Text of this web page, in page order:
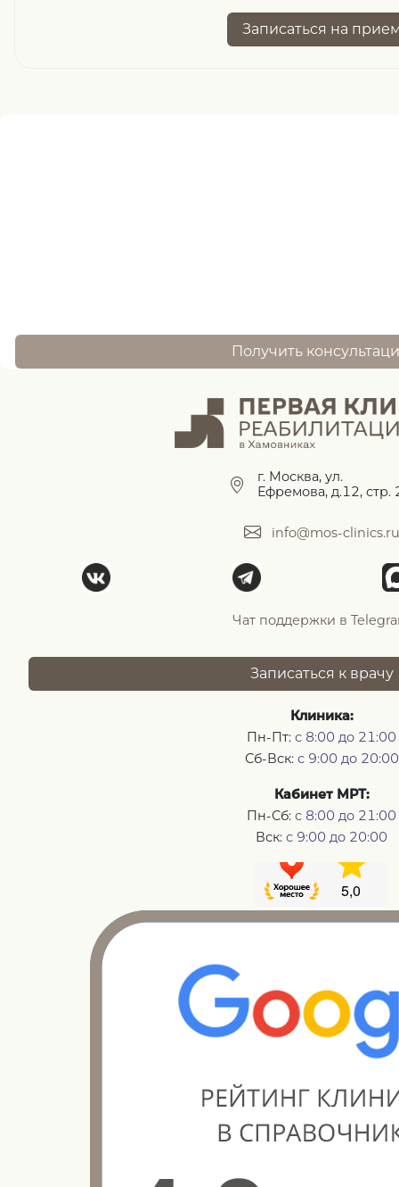
Записаться на
Получить
г. Москва, ул.
Ефремова, д.12, стр.
info@mos-clinics.ru
Чат поддержки в
Записаться к врачу
Клиника:
Пн-Пт: с 8:00 до 21:00
Сб-Вск: с 9:00 до 20:00
Кабинет МРТ:
Пн-Сб: с 8:00 до 21:00
Вск: с 9:00 до 20:00